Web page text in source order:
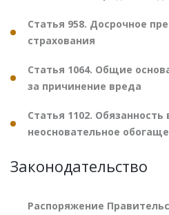
Статья 958. Досрочное
страхования
Статья 1064. Общие
за причинение вреда
Статья 1102. Обязанность
неосновательное
Законодательство
Распоряжение